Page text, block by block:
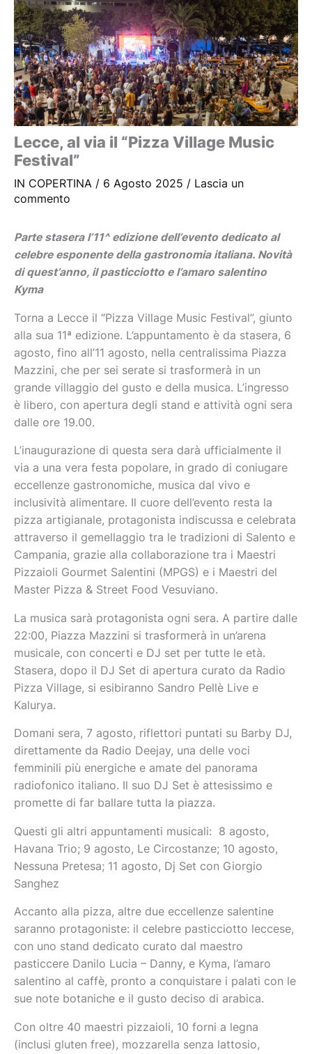
Lecce, al via il “Pizza Village Music
Festival”
IN COPERTINA / 6 Agosto 2025 / Lascia un
commento
Parte stasera l’11^ edizione dell’evento dedicato al
celebre esponente della gastronomia italiana. Novità
di quest’anno, il pasticciotto e l’amaro salentino
Kyma
Torna a Lecce il “Pizza Village Music Festival”, giunto
alla sua 11ª edizione. L’appuntamento è da stasera, 6
agosto, fino all’11 agosto, nella centralissima Piazza
Mazzini, che per sei serate si trasformerà in un
grande villaggio del gusto e della musica. L’ingresso
è libero, con apertura degli stand e attività ogni sera
dalle ore 19.00.
L’inaugurazione di questa sera darà ufficialmente il
via a una vera festa popolare, in grado di coniugare
eccellenze gastronomiche, musica dal vivo e
inclusività alimentare. Il cuore dell’evento resta la
pizza artigianale, protagonista indiscussa e celebrata
attraverso il gemellaggio tra le tradizioni di Salento e
Campania, grazie alla collaborazione tra i Maestri
Pizzaioli Gourmet Salentini (MPGS) e i Maestri del
Master Pizza & Street Food Vesuviano.
La musica sarà protagonista ogni sera. A partire dalle
22:00, Piazza Mazzini si trasformerà in un’arena
musicale, con concerti e DJ set per tutte le età.
Stasera, dopo il DJ Set di apertura curato da Radio
Pizza Village, si esibiranno Sandro Pellè Live e
Kalurya.
Domani sera, 7 agosto, riflettori puntati su Barby DJ,
direttamente da Radio Deejay, una delle voci
femminili più energiche e amate del panorama
radiofonico italiano. Il suo DJ Set è attesissimo e
promette di far ballare tutta la piazza.
Questi gli altri appuntamenti musicali: 8 agosto,
Havana Trio; 9 agosto, Le Circostanze; 10 agosto,
Nessuna Pretesa; 11 agosto, Dj Set con Giorgio
Sanghez
Accanto alla pizza, altre due eccellenze salentine
saranno protagoniste: il celebre pasticciotto leccese,
con uno stand dedicato curato dal maestro
pasticcere Danilo Lucia – Danny, e Kyma, l’amaro
salentino al caffè, pronto a conquistare i palati con le
sue note botaniche e il gusto deciso di arabica.
Con oltre 40 maestri pizzaioli, 10 forni a legna
(inclusi gluten free), mozzarella senza lattosio,